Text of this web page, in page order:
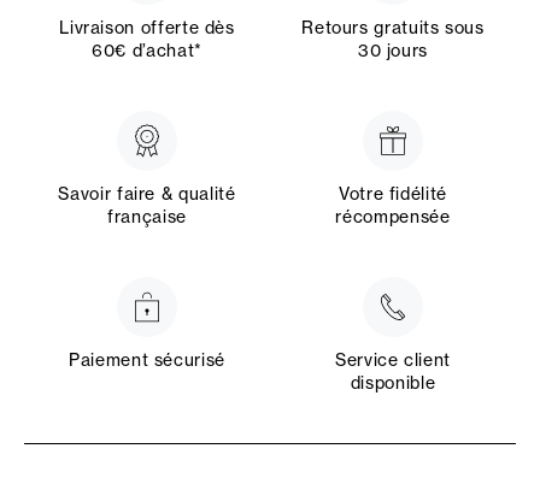
Livraison offerte dès
60€ d’achat*
Retours gratuits sous
30 jours
Savoir faire & qualité
française
Votre fidélité
récompensée
Paiement sécurisé
Service client
disponible